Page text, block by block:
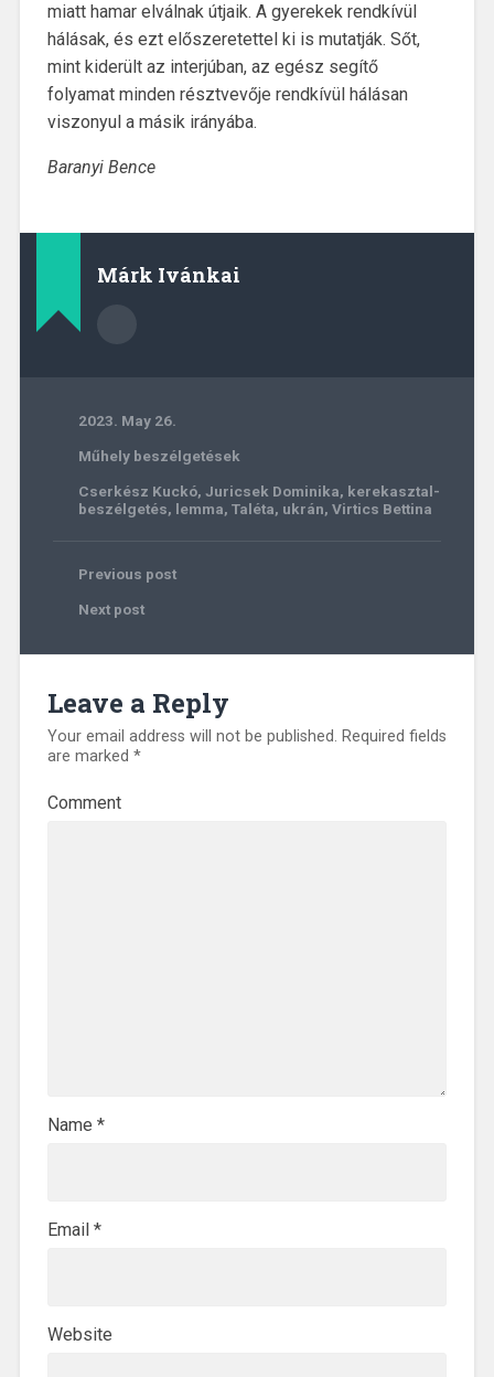
miatt hamar elválnak útjaik. A gyerekek rendkívül
hálásak, és ezt előszeretettel ki is mutatják. Sőt,
mint kiderült az interjúban, az egész segítő
folyamat minden résztvevője rendkívül hálásan
viszonyul a másik irányába.
Baranyi Bence
Márk Ivánkai
2023. May 26.
Műhely beszélgetések
Cserkész Kuckó, Juricsek Dominika, kerekasztal-
beszélgetés, lemma, Taléta, ukrán, Virtics Bettina
Previous post
Next post
Leave a Reply
Your email address will not be published. Required fields
are marked *
Comment
Name *
Email *
Website